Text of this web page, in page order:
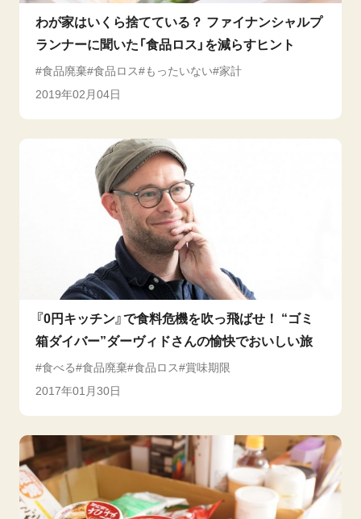
わが家はいくら捨てている？ ファイナンシャルプ
ランナーに聞いた「食品ロス」を減らすヒント
食品廃棄 食品ロス もったいない 家計
2019年02月04日
『0円キッチン』で食料危機を吹っ飛ばせ！ “ゴミ
箱ダイバー”ダーヴィドさんの愉快でおいしい旅
食べる 食品廃棄 食品ロス
賞味期限
2017年01月30日